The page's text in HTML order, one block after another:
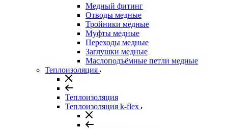
Медный фитинг
Отводы медные
Тройники медные
Муфты медные
Переходы медные
Заглушки медные
Маслоподъёмные петли медные
Теплоизоляция
Теплоизоляция
Теплоизоляция k-flex